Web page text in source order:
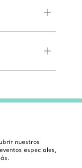
nuestros
especiales,